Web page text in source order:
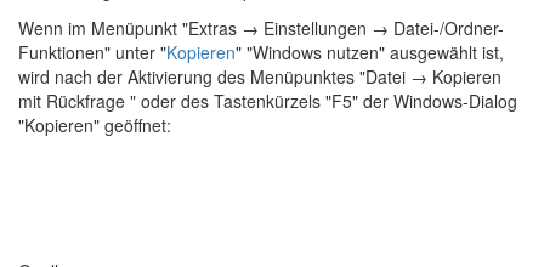
Wenn im Menüpunkt "Extras → Einstellungen → Datei-/Ordner-
Funktionen" unter "Kopieren" "Windows nutzen" ausgewählt ist,
wird nach der Aktivierung des Menüpunktes "Datei → Kopieren
mit Rückfrage " oder des Tastenkürzels "F5" der Windows-Dialog
"Kopieren" geöffnet: